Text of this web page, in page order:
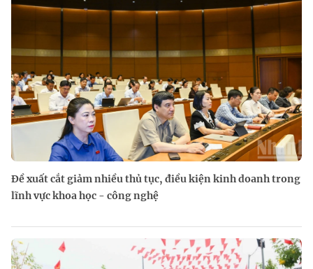
Đề xuất cắt giảm nhiều thủ tục, điều kiện kinh doanh trong
lĩnh vực khoa học - công nghệ